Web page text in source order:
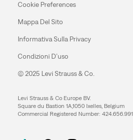
Cookie Preferences
Mappa Del Sito
Informativa Sulla Privacy
Condizioni D’uso
© 2025 Levi Strauss & Co.
Levi Strauss & Co Europe BV.
Square du Bastion 1A,1050 Ixelles, Belgium
Commercial Registered Number: 424.656.991